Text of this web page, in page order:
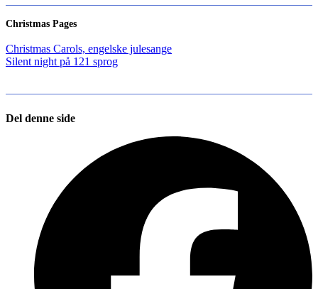
Christmas Pages
Christmas Carols, engelske julesange
Silent night på 121 sprog
Del denne side